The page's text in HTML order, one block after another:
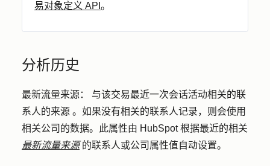
易对象定义 API 。
分析历史
最新流量来源： 与该交易最近一次会话活动相关的联
系人的来源 。如果没有相关的联系人记录，则会使用
相关公司的数据。此属性由 HubSpot 根据最近的相关
最新流量来源的联系人或公司属性值自动设置。